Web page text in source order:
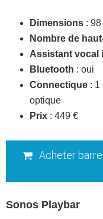
Dimensions :
Nombre de
Assistant vocal
Bluetooth : oui
Connectique : 1
optique
Prix : 449 €
Acheter
Sonos Playbar